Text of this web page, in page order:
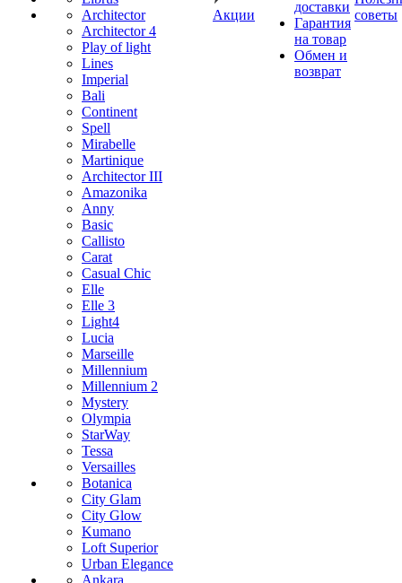
Architector
Architector 4
Play of light
Lines
Imperial
Bali
Continent
Spell
Mirabelle
Martinique
Architector III
Amazonika
Anny
Basic
Callisto
Carat
Casual Chic
Elle
Elle 3
Light4
Lucia
Marseille
Millennium
Millennium 2
Mystery
Olympia
StarWay
Tessa
Versailles
Botanica
City Glam
City Glow
Kumano
Loft Superior
Urban Elegance
Ankara
Акции
доставки
Гарантия
на товар
Обмен и
возврат
советы